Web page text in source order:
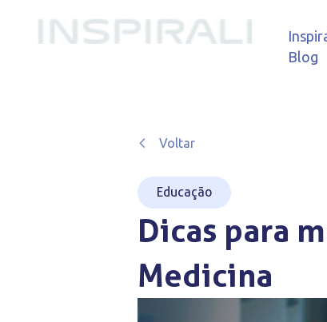
Blog
Voltar
Educação
Dicas para
Medicina